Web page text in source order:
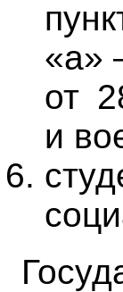
«а»
от
и